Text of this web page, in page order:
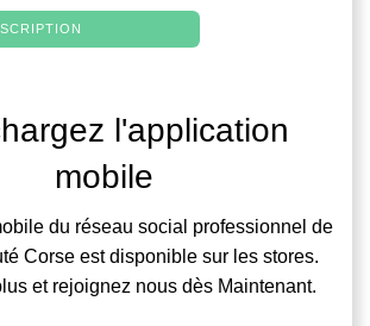
l'application
mobile
du réseau social professionnel de
Corse est disponible sur les stores.
et rejoignez nous dès Maintenant.